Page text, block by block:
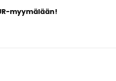
myymälään!